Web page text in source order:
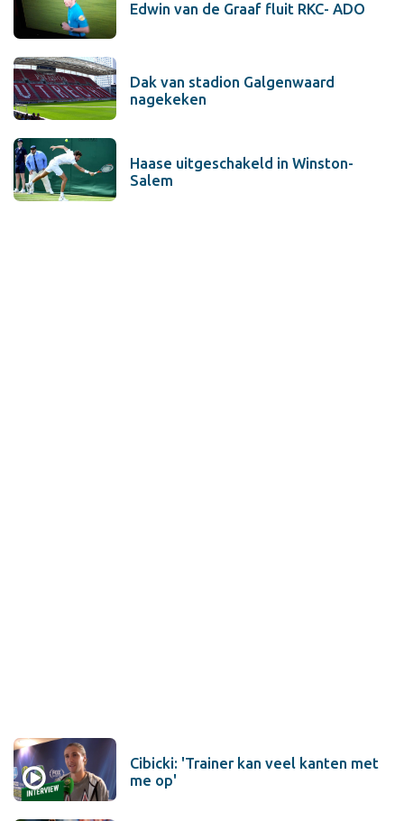
Edwin van de Graaf fluit RKC- ADO
Dak van stadion Galgenwaard
nagekeken
Haase uitgeschakeld in Winston-
Salem
Cibicki: 'Trainer kan veel kanten met
me op'